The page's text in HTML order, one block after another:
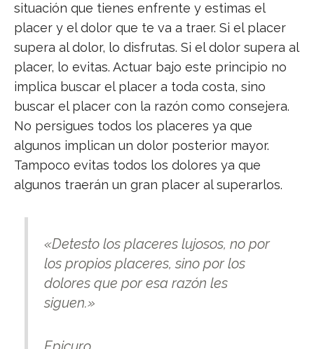
situación que tienes enfrente y estimas el
placer y el dolor que te va a traer. Si el placer
supera al dolor, lo disfrutas. Si el dolor supera al
placer, lo evitas. Actuar bajo este principio no
implica buscar el placer a toda costa, sino
buscar el placer con la razón como consejera.
No persigues todos los placeres ya que
algunos implican un dolor posterior mayor.
Tampoco evitas todos los dolores ya que
algunos traerán un gran placer al superarlos.
«Detesto los placeres lujosos, no por
los propios placeres, sino por los
dolores que por esa razón les
siguen.»